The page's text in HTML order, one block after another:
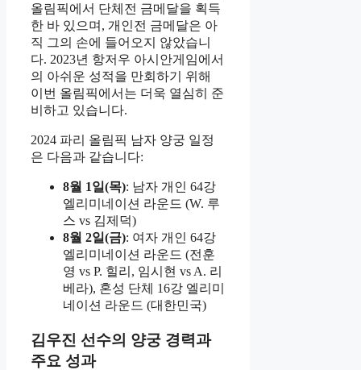
올림픽에서 단체전 금메달을 획득
한 바 있으며, 개인전 금메달은 아
직 그의 손에 들어오지 않았습니
다. 2023년 항저우 아시안게임에서
의 아쉬운 성적을 만회하기 위해
이번 올림픽에서는 더욱 열심히 준
비하고 있습니다.
2024 파리 올림픽 남자 양궁 일정
은 다음과 같습니다:
8월 1일(목): 남자 개인 64강
엘리미네이션 라운드 (W. 루
스 vs 김제덕)
8월 2일(금): 여자 개인 64강
엘리미네이션 라운드 (전훈
영 vs P. 힐리, 임시현 vs A. 리
베라), 혼성 단체 16강 엘리미
네이션 라운드 (대한민국)
김우진 선수의 양궁 경력과
주요 성과